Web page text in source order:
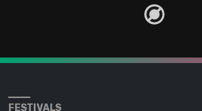
FESTIVALS